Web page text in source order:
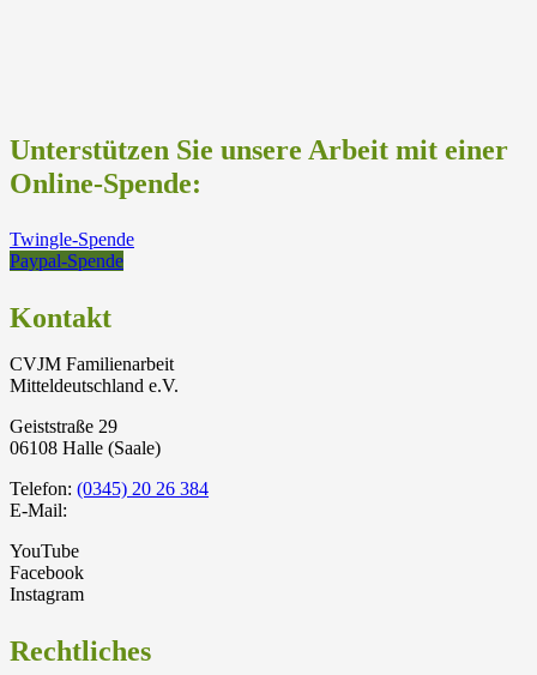
Unterstützen Sie unsere Arbeit mit einer
Online-Spende:
Twingle-Spende
Paypal-Spende
Kontakt
CVJM Familienarbeit
Mitteldeutschland e.V.
Geiststraße 29
06108 Halle (Saale)
Telefon: (0345) 20 26 384
E-Mail:
YouTube
Facebook
Instagram
Rechtliches